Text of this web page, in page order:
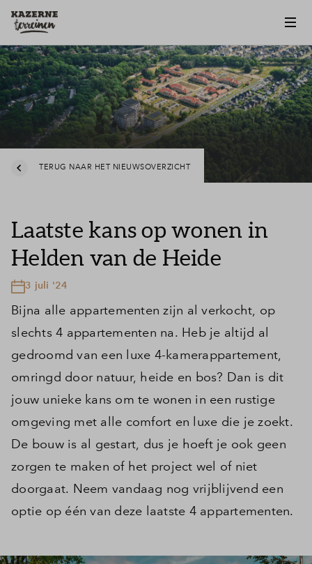
TERUG NAAR HET NIEUWSOVERZICHT
Laatste kans op wonen in
Helden van de Heide
3 juli '24
Bijna alle appartementen zijn al verkocht, op
slechts 4 appartementen na. Heb je altijd al
gedroomd van een luxe 4-kamerappartement,
omringd door natuur, heide en bos? Dan is dit
jouw unieke kans om te wonen in een rustige
omgeving met alle comfort en luxe die je zoekt.
De bouw is al gestart, dus je hoeft je ook geen
zorgen te maken of het project wel of niet
doorgaat. Neem vandaag nog vrijblijvend een
optie op één van deze laatste 4 appartementen.